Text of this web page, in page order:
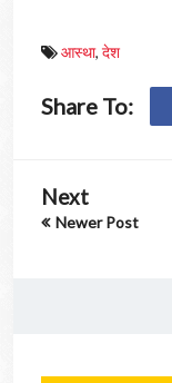
आस्था, देश
Share To:
Next
Newer Post